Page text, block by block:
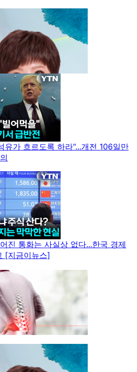
유가 흐르도록 하라"...개전 106일만
진 통화는 사실상 없다...한국 경제
[지금이뉴스]